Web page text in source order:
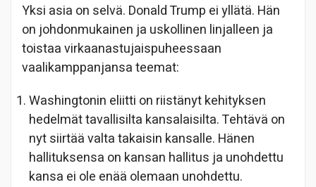
Yksi asia on selvä. Donald Trump ei yllätä. Hän
on johdonmukainen ja uskollinen linjalleen ja
toistaa virkaanastujaispuheessaan
vaalikamppanjansa teemat:
Washingtonin eliitti on riistänyt kehityksen
hedelmät tavallisilta kansalaisilta. Tehtävä on
nyt siirtää valta takaisin kansalle. Hänen
hallituksensa on kansan hallitus ja unohdettu
kansa ei ole enää olemaan unohdettu.